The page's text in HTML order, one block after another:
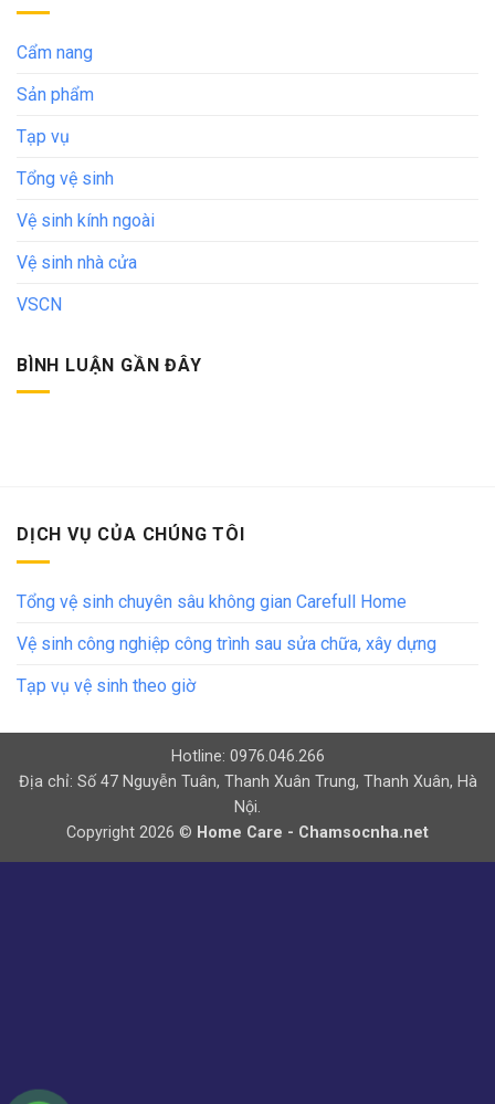
Cẩm nang
Sản phẩm
Tạp vụ
Tổng vệ sinh
Vệ sinh kính ngoài
Vệ sinh nhà cửa
VSCN
BÌNH LUẬN GẦN ĐÂY
DỊCH VỤ CỦA CHÚNG TÔI
Tổng vệ sinh chuyên sâu không gian Carefull Home
Vệ sinh công nghiệp công trình sau sửa chữa, xây dựng
Tạp vụ vệ sinh theo giờ
Hotline: 0976.046.266
Địa chỉ: Số 47 Nguyễn Tuân, Thanh Xuân Trung, Thanh Xuân, Hà
Nội.
Copyright 2026 © Home Care - Chamsocnha.net